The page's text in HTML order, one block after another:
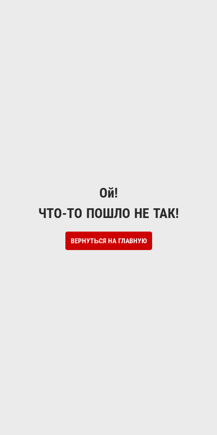
Ой!
ЧТО-ТО ПОШЛО НЕ ТАК!
ВЕРНУТЬСЯ НА ГЛАВНУЮ